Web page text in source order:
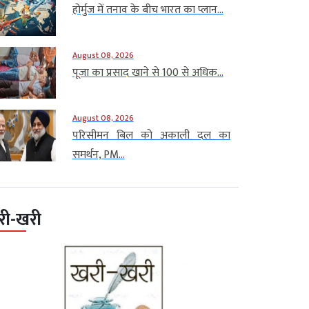
होर्मुज में तनाव के बीच भारत का प्लान...
August 08, 2026
पूजा का प्रसाद खाने से 100 से अधिक...
August 08, 2026
परिसीमन बिल को अकाली दल का
समर्थन, PM...
खरी